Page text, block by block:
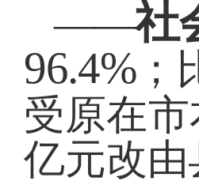
——社
96.4%；
受原在
亿元改